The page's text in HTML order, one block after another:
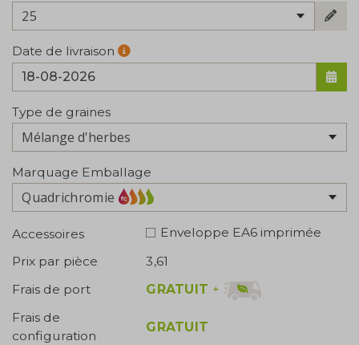
25
Date de livraison
Type de graines
Marquage Emballage
Quadrichromie
Accessoires
Enveloppe EA6 imprimée
Prix par pièce
3,61
Frais de port
GRATUIT +
Frais de
configuration
GRATUIT